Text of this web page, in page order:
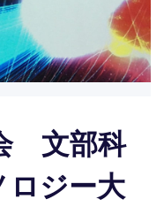
文部科
ロジー大